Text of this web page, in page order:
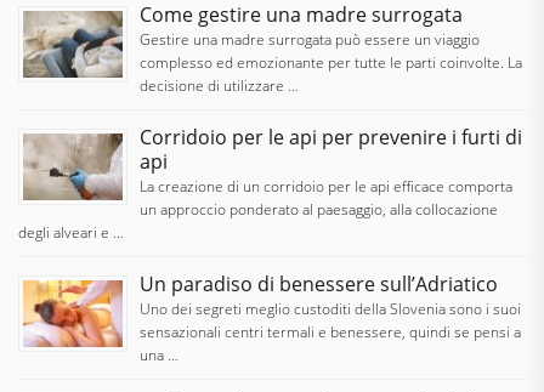
Come gestire una madre surrogata
Gestire una madre surrogata può essere un viaggio
complesso ed emozionante per tutte le parti coinvolte. La
decisione di utilizzare …
Corridoio per le api per prevenire i furti di
api
La creazione di un corridoio per le api efficace comporta
un approccio ponderato al paesaggio, alla collocazione
degli alveari e …
Un paradiso di benessere sull’Adriatico
Uno dei segreti meglio custoditi della Slovenia sono i suoi
sensazionali centri termali e benessere, quindi se pensi a
una …